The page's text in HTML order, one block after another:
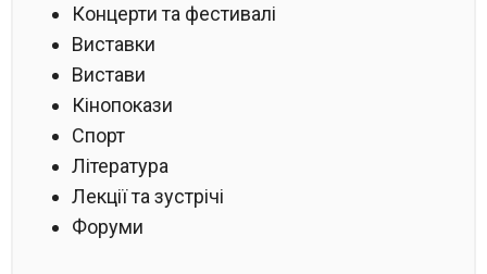
Концерти та фестивалі
Виставки
Вистави
Кінопокази
Спорт
Література
Лекції та зустрічі
Форуми